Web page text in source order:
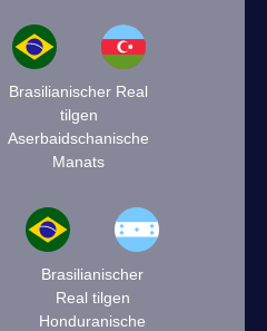
Brasilianischer Real
tilgen
Aserbaidschanische
Manats
Brasilianischer
Real tilgen
Honduranische